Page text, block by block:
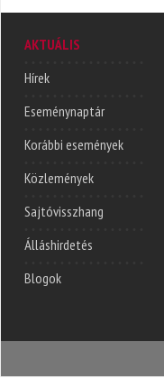
AKTUÁLIS
Hírek
Eseménynaptár
Korábbi események
Közlemények
Sajtóvisszhang
Álláshirdetés
Blogok